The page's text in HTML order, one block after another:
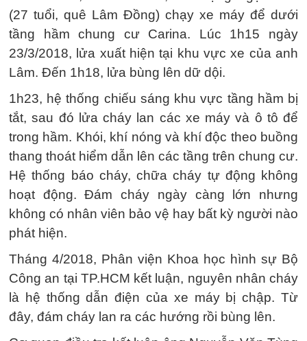
(27 tuổi, quê Lâm Đồng) chạy xe máy để dưới
tầng hầm chung cư Carina. Lúc 1h15 ngày
23/3/2018, lửa xuất hiện tại khu vực xe của anh
Lâm. Đến 1h18, lửa bùng lên dữ dội.
1h23, hệ thống chiếu sáng khu vực tầng hầm bị
tắt, sau đó lửa cháy lan các xe máy và ô tô để
trong hầm. Khói, khí nóng và khí độc theo buồng
thang thoát hiểm dẫn lên các tầng trên chung cư.
Hệ thống báo cháy, chữa cháy tự động không
hoạt động. Đám cháy ngày càng lớn nhưng
không có nhân viên bảo vệ hay bất kỳ người nào
phát hiện.
Tháng 4/2018, Phân viện Khoa học hình sự Bộ
Công an tại TP.HCM kết luận, nguyên nhân cháy
là hệ thống dẫn điện của xe máy bị chập. Từ
đây, đám cháy lan ra các hướng rồi bùng lên.